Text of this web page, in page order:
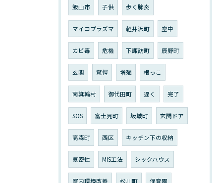
飯山市 子供 歩く肺炎
マイコプラズマ 軽井沢町 空中
カビ毒 危機 下諏訪町 辰野町
玄関 驚愕 増殖 根っこ
南箕輪村 御代田町 遅く 完了
SOS 富士見町 坂城町 玄関ドア
高森町 西区 キッチン下の収納
気密性 MIS工法 シックハウス
室内環境改善 松川町 保育園